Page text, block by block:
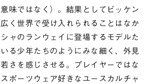
味ではなく）。結果としてビッケン
く世界で受け入れられることはなか
ャのランウェイに登場するモデルた
る少年たちのようにみな細く、外見
さを感じさせる。プレイヤーではな
ポーツウェア好きなユースカルチャ